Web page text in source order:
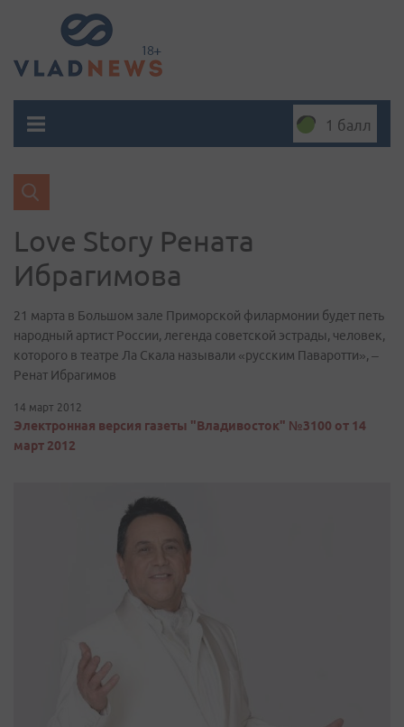
1 балл
Love Story Рената
Ибрагимова
21 марта в Большом зале Приморской филармонии будет петь
народный артист России, легенда советской эстрады, человек,
которого в театре Ла Скала называли «русским Паваротти», –
Ренат Ибрагимов
14 март 2012
Электронная версия газеты "Владивосток" №3100 от 14
март 2012